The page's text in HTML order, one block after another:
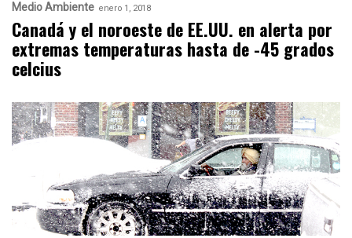
Medio Ambiente enero 1, 2018
Canadá y el noroeste de EE.UU. en alerta por
extremas temperaturas hasta de -45 grados
celcius